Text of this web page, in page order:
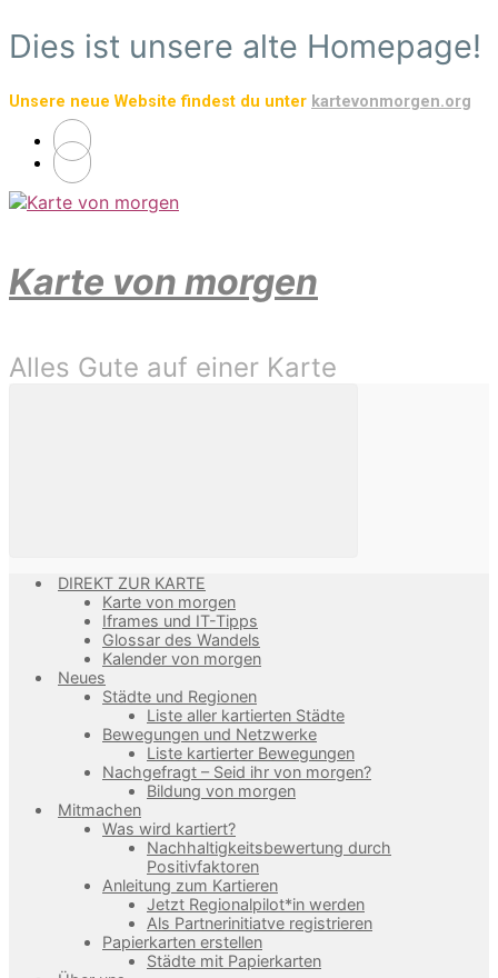
Zum
Hauptinhalt
Dies ist unsere alte Homepage!
Unsere neue Website findest du unter kartevonmorgen.org
Karte von morgen
Alles Gute auf einer Karte
DIREKT ZUR KARTE
Karte von morgen
Iframes und IT-Tipps
Glossar des Wandels
Kalender von morgen
Neues
Städte und Regionen
Liste aller kartierten Städte
Bewegungen und Netzwerke
Liste kartierter Bewegungen
Nachgefragt – Seid ihr von morgen?
Bildung von morgen
Mitmachen
Was wird kartiert?
Nachhaltigkeitsbewertung durch
Positivfaktoren
Anleitung zum Kartieren
Jetzt Regionalpilot*in werden
Als Partnerinitiatve registrieren
Papierkarten erstellen
Städte mit Papierkarten